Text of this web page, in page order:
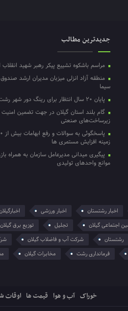
جدیدترین مطالب
مراسم باشکوه تشییع پیکر رهبر شهید
منطقه آزاد انزلی میزبان مدیران ارشد
سیما
پایان ۲۰ سال انتظار برای رینگ دور شهر رشت
گام بلند استان گیلان در جهت تضمین امنیت
زیرساخت‌های صنعتی
زمینه افزایش مستمری ها
پیگیری میدانی مدیرعامل سازمان به همراه
موانع واحدهای تولیدی
اخبار رشتستان اخبار ورزشی
اجتماعی گیلان تجلیل توزیع برق گیلان
رشتستان شرکت آب و فاضلاب گیلان
فرمانداری رشت مخابرات گیلان
خوراک آب و هوا قیمت ها اوقات